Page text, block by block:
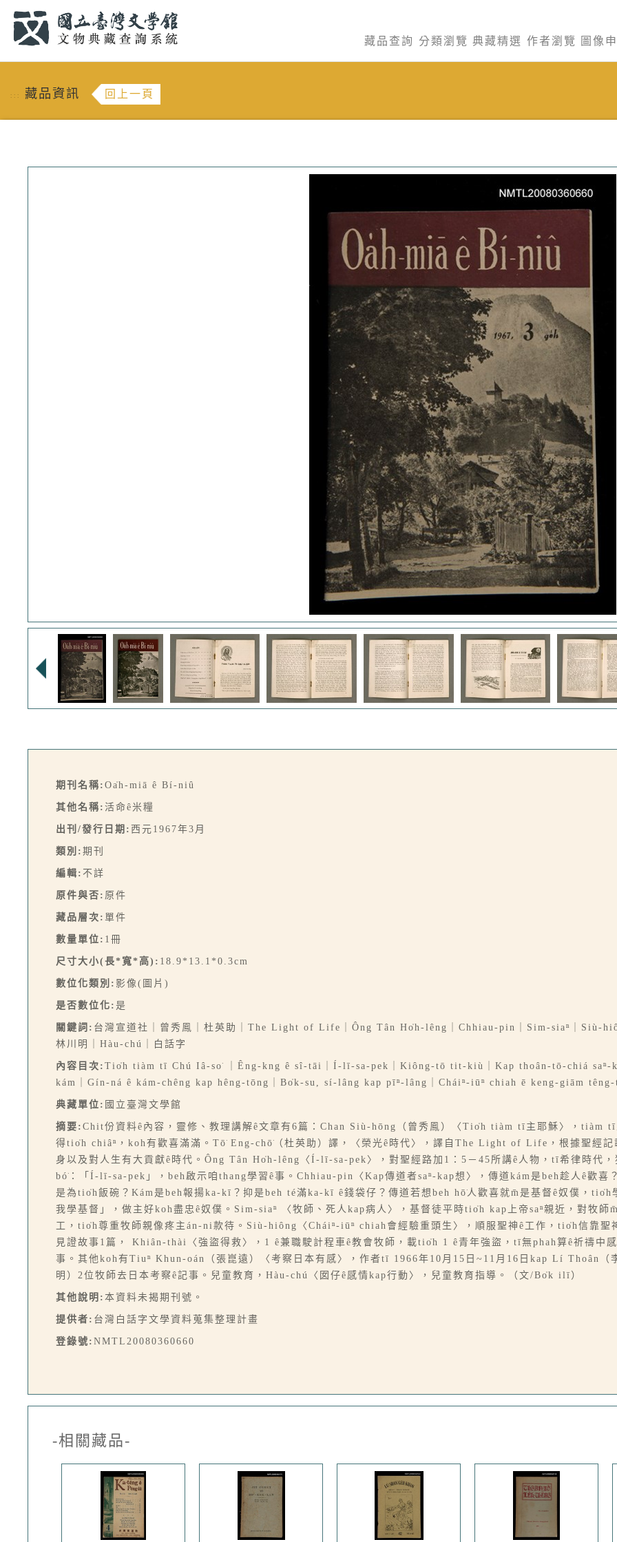
藏品查詢 分類瀏覽 典藏精選 作者瀏覽 圖像
::: 藏品資訊 回上一頁
期刊名稱: Oa̍h-miā ê Bí-niû
其他名稱: 活命ê米糧
出刊/發行日期: 西元1967年3月
類別: 期刊
編輯: 不詳
原件與否: 原件
藏品層次: 單件
數量單位: 1冊
尺寸大小(長*寬*高): 18.9*13.1*0.3cm
數位化類別: 影像(圖片)
是否數位化: 是
關鍵詞: 台灣宣道社｜曾秀鳯｜杜英助｜The Light of Life｜Ông Tân Ho̍h-lêng｜Chhiau-pin｜Sim-siaⁿ｜Siù-
林川明｜Hàu-chú｜白話字
內容目次: Tio̍h tiàm tī Chú Iâ-so͘ ｜Êng-kng ê sî-tāi｜Í-lī-sa-pek｜Kiông-tō tit-kiù｜Kap thoân-tō-chiá saⁿ-
kám｜Gín-ná ê kám-chêng kap hêng-tōng｜Bo̍k-su, sí-lâng kap pīⁿ-lâng｜Cháiⁿ-iūⁿ chiah ē keng-giām têng-
典藏單位: 國立臺灣文學館
摘要: Chit份資料ê內容，靈修、教理講解ê文章有6篇：Chan Siù-hōng（曾秀鳯）〈Tio̍h tiàm tī主耶穌〉，tiàm
得tio̍h chiâⁿ，koh有歡喜滿滿。Tō͘ Eng-chō͘（杜英助）譯，〈榮光ê時代〉，譯自The Light of Life，根據聖經記
身以及對人生有大貢獻ê時代。Ông Tân Ho̍h-lêng〈Í-lī-sa-pek〉，對聖經路加1：5－45所講ê人物，tī希律時代
bó͘：「Í-lī-sa-pek」，beh啟示咱thang學習ê事。Chhiau-pin〈Kap傳道者saⁿ-kap想〉，傳道kám是beh趁人ê歡喜
是為tio̍h飯碗？Kám是beh報揚ka-kī？抑是beh té滿ka-kī ê錢袋仔？傳道若想beh hō͘人歡喜就m̄是基督ê奴僕，
我學基督」，做主好koh盡忠ê奴僕。Sim-siaⁿ 〈牧師、死人kap病人〉，基督徒平時tio̍h kap上帝saⁿ親近，對牧
工，tio̍h尊重牧師親像疼主án-ni款待。Siù-hiông〈Cháiⁿ-iūⁿ chiah會經驗重頭生〉，順服聖神ê工作，tio̍h信靠聖
見證故事1篇， Khiân-thài〈強盜得救〉，1 ê兼職駛計程車ê教會牧師，載tio̍h 1 ê青年強盜，tī無phah算ê祈禱中
事。其他koh有Tiuⁿ Khun-oán（張崑遠）〈考察日本有感〉，作者tī 1966年10月15日~11月16日kap Lí Thoân
明）2位牧師去日本考察ê記事。兒童教育，Hàu-chú〈囡仔ê感情kap行動〉，兒童教育指導。（文/Bo̍k ilī）
其他說明: 本資料未揭期刊號。
提供者: 台灣白話字文學資料蒐集整理計畫
登錄號: NMTL20080360660
-相關藏品-